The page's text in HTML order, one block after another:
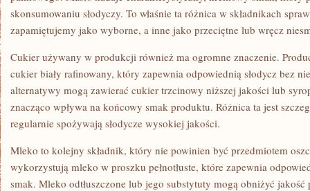
skonsumowaniu słodyczy. To właśnie ta różnica w składnikach
zapamiętujemy jako wyborne, a inne jako przeciętne lub wręcz
Cukier używany w produkcji również ma ogromne znaczenie.
cukier biały rafinowany, który zapewnia odpowiednią słodycz bez
alternatywy mogą zawierać cukier trzcinowy niższej jakości lub
znacząco wpływa na końcowy smak produktu. Różnica ta jest
regularnie spożywają słodycze wysokiej jakości.
Mleko to kolejny składnik, który nie powinien być przedmiotem
wykorzystują mleko w proszku pełnotłuste, które zapewnia
smak. Mleko odtłuszczone lub jego substytuty mogą obniżyć